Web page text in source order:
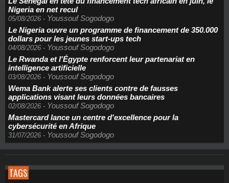
Nigeria en net recul
05/08/2026 - Youssouf Sogodogo
Le Nigeria ouvre un programme de financement de 350.000
dollars pour les jeunes start-ups tech
04/08/2026 - Youssouf Sogodogo
Le Rwanda et l'Égypte renforcent leur partenariat en
intelligence artificielle
03/08/2026 - Youssouf Sogodogo
Wema Bank alerte ses clients contre de fausses
applications visant leurs données bancaires
02/08/2026 - Youssouf Sogodogo
Mastercard lance un centre d'excellence pour la
cybersécurité en Afrique
31/07/2026 - Youssouf Sogodogo
TAGS